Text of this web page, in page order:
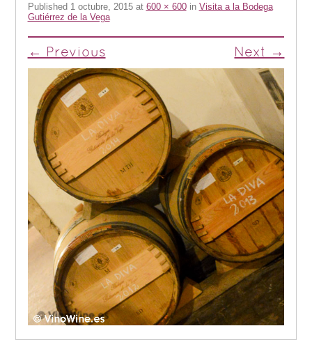
Published 1 octubre, 2015at 600 × 600in Visita a la Bodega
Gutiérrez de la Vega
← Previous Next →